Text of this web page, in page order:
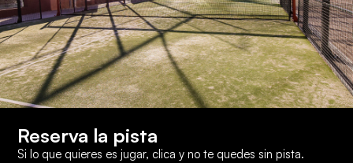
Reserva la pista
Si lo que quieres es jugar, clica y no te quedes sin pista.